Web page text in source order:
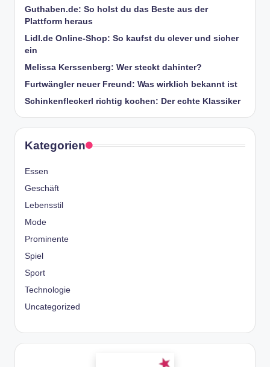
Guthaben.de: So holst du das Beste aus der
Plattform heraus
Lidl.de Online-Shop: So kaufst du clever und sicher
ein
Melissa Kerssenberg: Wer steckt dahinter?
Furtwängler neuer Freund: Was wirklich bekannt ist
Schinkenfleckerl richtig kochen: Der echte Klassiker
Kategorien
Essen
Geschäft
Lebensstil
Mode
Prominente
Spiel
Sport
Technologie
Uncategorized